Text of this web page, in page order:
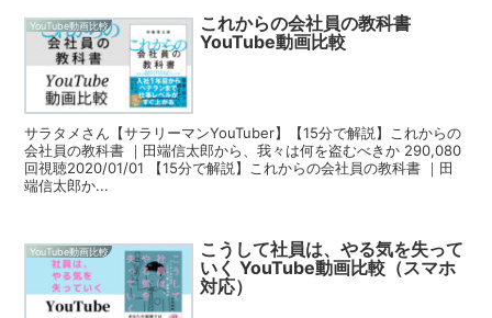
YouTube動画比較
これからの会社員の教科書
YouTube動画比較
サラタメさん【サラリーマンYouTuber】【15分で解説】これからの
会社員の教科書 ｜田端信太郎から、我々は何を盗むべきか 290,080
回視聴2020/01/01 【15分で解説】これからの会社員の教科書 ｜田
端信太郎か...
YouTube動画比較
こうして社員は、やる気を失って
いく YouTube動画比較（スマホ
対応）